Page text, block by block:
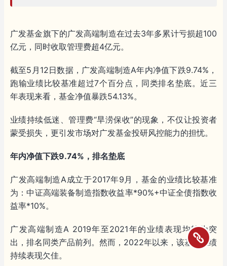
广发基金旗下的广发高端制造在过去3年多累计亏损超100
亿元，同时收取管理费超4亿元。
截至5月12日数据，广发高端制造A年内净值下跌9.74%，
跑输业绩比较基准超过7个百分点，同类排名垫底。近三
年表现来看，基金净值暴跌54.13%。
业绩持续低迷、管理费“旱涝保收”的现象，不仅让投资者
蒙受损失，更引发市场对广发基金投研风控能力的担忧。
年内净值下跌9.74%，排名垫底
广发高端制造A成立于2017年9月，基金的业绩比较基准
为：中证高端装备制造指数收益率*90%+中证全债指数收
益率*10%。
广发高端制造A 2019年至2021年的业绩表现均较为突
出，排名同类产品前列。然而，2022年以来，该基金业绩
持续表现欠佳。